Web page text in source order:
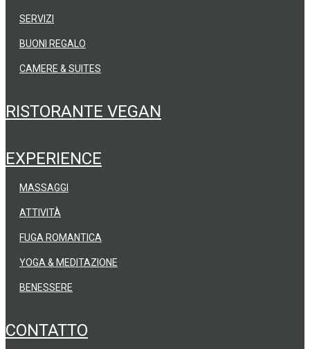
CAMERE & SUITES
SERVIZI
BUONI REGALO
RISTORANTE VEGAN
EXPERIENCE
YOGA & MEDITAZIONE
BENESSERE
MASSAGGI
ATTIVITÀ
FUGA ROMANTICA
CONTATTO